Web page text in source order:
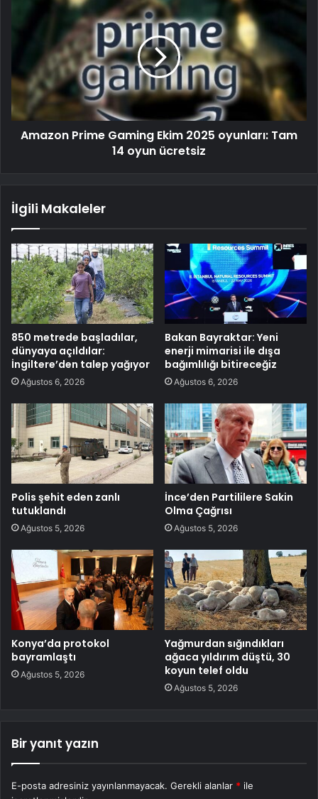
Amazon Prime Gaming Ekim 2025 oyunları: Tam
14 oyun ücretsiz
İlgili Makaleler
850 metrede başladılar,
dünyaya açıldılar:
İngiltere’den talep yağıyor
Ağustos 6, 2026
Bakan Bayraktar: Yeni
enerji mimarisi ile dışa
bağımlılığı bitireceğiz
Ağustos 6, 2026
Polis şehit eden zanlı
tutuklandı
Ağustos 5, 2026
İnce’den Partililere Sakin
Olma Çağrısı
Ağustos 5, 2026
Konya’da protokol
bayramlaştı
Ağustos 5, 2026
Yağmurdan sığındıkları
ağaca yıldırım düştü, 30
koyun telef oldu
Ağustos 5, 2026
Bir yanıt yazın
E-posta adresiniz yayınlanmayacak. Gerekli alanlar * ile